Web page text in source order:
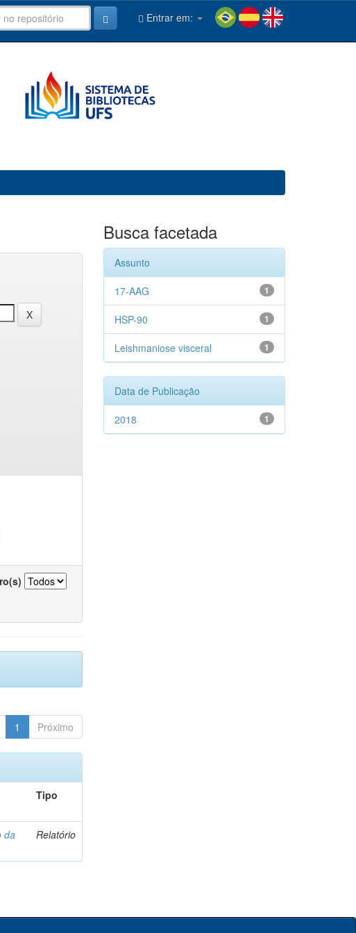
Entrar em:
1 Próximo
Tipo
da
Relatório
Busca facetada
Assunto
1
17-AAG
1
HSP-90
1
Leishmaniose visceral
Data de Publicação
1
2018